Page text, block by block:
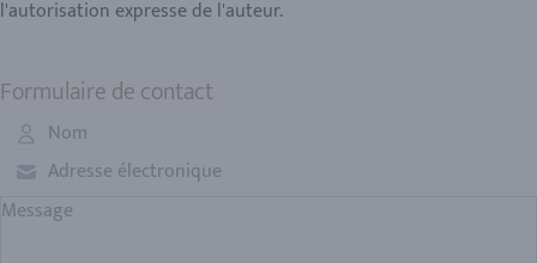
Formulaire de contact